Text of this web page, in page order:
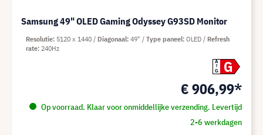
Samsung 49" OLED Gaming Odyssey G93SD Monitor
A
G
G
€ 906,99*
Op voorraad. Klaar voor onmiddellijke verzending. Levertijd
2-6 werkdagen
Resolutie 5120 x 1440 Diagonaal 49" Type paneel OLED
Refresh
rate 240Hz